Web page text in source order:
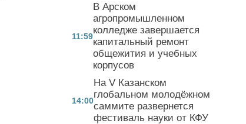
11:59
В Арском
агропромышленном
колледже завершается
капитальный ремонт
общежития и учебных
корпусов
14:00
На V Казанском
глобальном молодёжном
саммите развернется
фестиваль науки от КФУ